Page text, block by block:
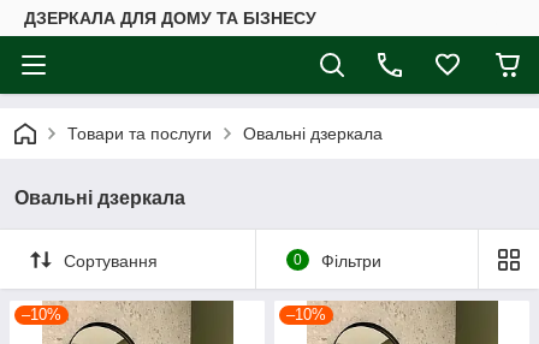
ДЗЕРКАЛА ДЛЯ ДОМУ ТА БІЗНЕСУ
Товари та послуги Овальні дзеркала
Овальні дзеркала
Сортування 0 Фільтри
–10% –10%